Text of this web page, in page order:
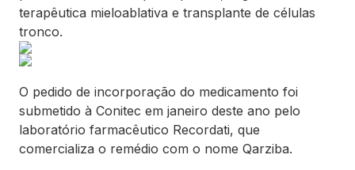
terapêutica mieloablativa e transplante de células
tronco.
O pedido de incorporação do medicamento foi
submetido à Conitec em janeiro deste ano pelo
laboratório farmacêutico Recordati, que
comercializa o remédio com o nome Qarziba.